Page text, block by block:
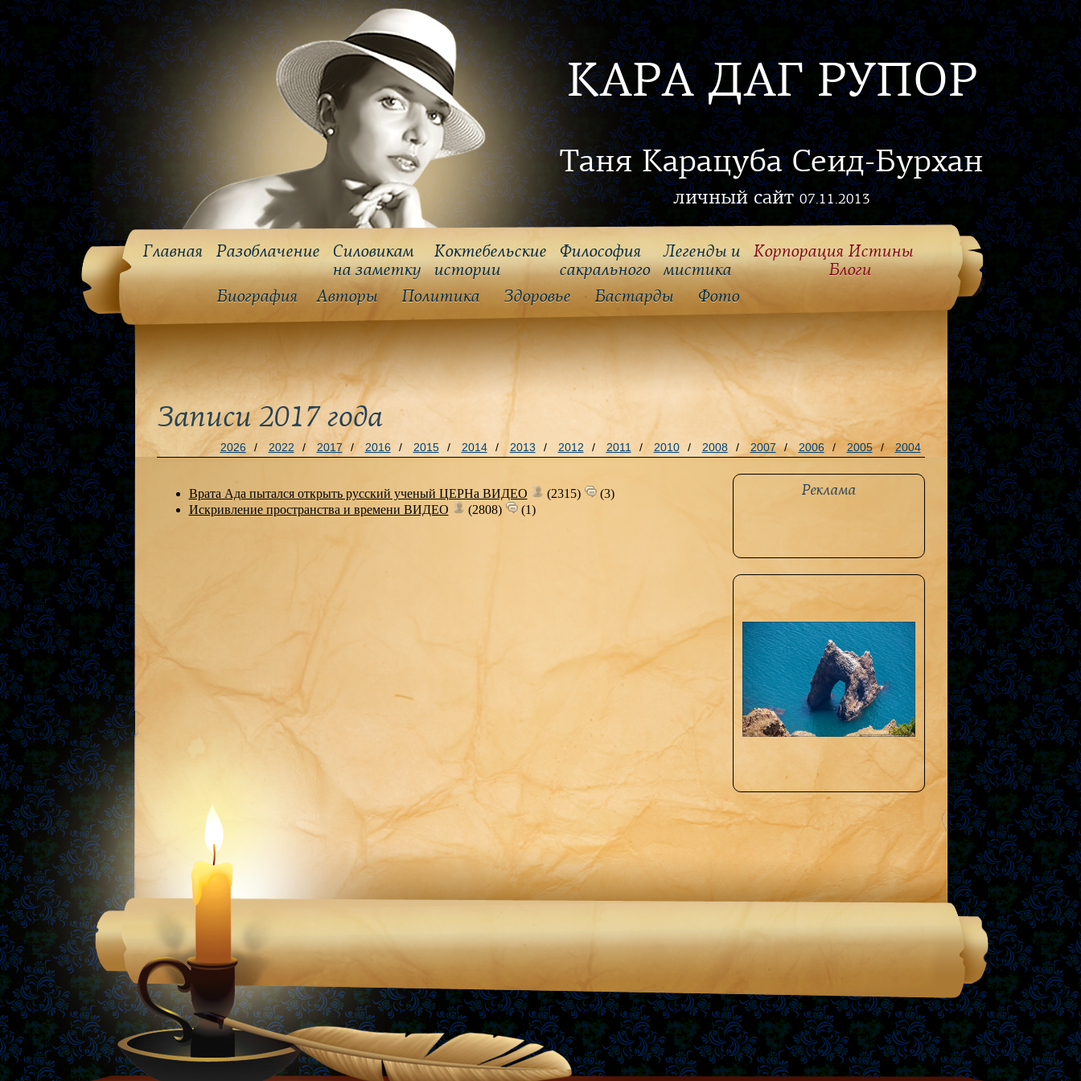
КАРА ДАГ РУПОР
Таня Карацуба Сеид-Бурхан
личный сайт07.11.2013
Главная Разоблачение
Силовикам
на заметку
Коктебельские
истории
Философия
cакрального
Легенды и
мистика
Корпорация Истины
Блоги
Биография
Авторы Политика Здоровье Бастарды Фото
Записи 2017 года
2026 / 2022 / 2017 / 2016 / 2015 / 2014 / 2013 / 2012 / 2011 / 2010 / 2008 / 2007 / 2006 / 2005 / 2004
Врата Ада пытался открыть русский ученый ЦЕРНа ВИДЕО (2315)
(3)
Искривление пространства и времени ВИДЕО
(2808) (1)
Реклама